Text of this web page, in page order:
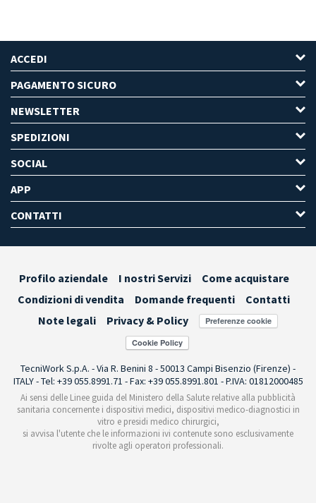
ACCEDI
PAGAMENTO SICURO
NEWSLETTER
SPEDIZIONI
SOCIAL
APP
CONTATTI
Profilo aziendale I nostri Servizi
Come acquistare
Condizioni di vendita
Domande frequenti
Contatti
Note legali
Privacy & Policy Preferenze cookie
TecniWork S.p.A. - Via R. Benini 8 - 50013 Campi Bisenzio (Firenze) -
ITALY - Tel: +39 055.8991.71 - Fax: +39 055.8991.801 - P.IVA: 01812000485
Ai sensi delle Linee guida del Ministero della Salute relative alla pubblicità
sanitaria concernente i dispositivi medici, dispositivi medico-diagnostici in
vitro e presidi medico chirurgici,
si avvisa l'utente che le informazioni ivi contenute sono esclusivamente
rivolte agli operatori professionali.